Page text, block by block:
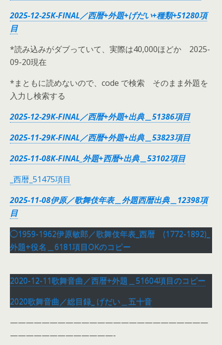
2025-12-25K-FINAL／西暦+外題+げだい+種類+51280項
目
*読み込みがダブっていて、実際は40,000ほどか 2025-
09-20現在
*まともに読めないので、code で検索 そのまま外題を
入力し検索する
2025-12-29K-FINAL／西暦+外題+出典＿51386項目
2025-11-29K-FINAL／西暦+外題+出典＿53823項目
2025-11-08K-FINAL_外題+西暦+出典＿53102項目
_西暦_51475項目
2025-11-08伊原／歌舞伎年表＿外題西暦出典＿12398項
目
◯1959-1962伊原敏郎／歌舞伎年表_西暦 (1772-1892)_
外題+役名＿6181項目OKのコピー
2020-12-11歌舞音曲／西暦+外題＿51604項目のコピー
2020歌舞音曲／総目録_ げだい＿五十音
—————————————————————————
—————————————-